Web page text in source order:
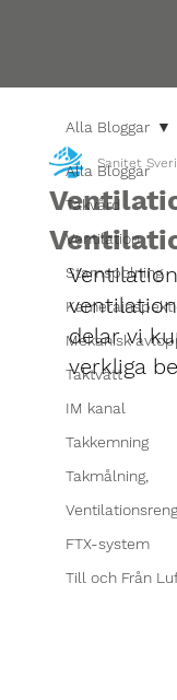
Alla Bloggar
Takvård
Ventilation
Stamspolning
Mekanisk
Taktvätt
IM kanal
Takkemning
Takmålning,
FTX-system
Till och Från
Alla Bloggar
Sanitet
delar vi
verkliga